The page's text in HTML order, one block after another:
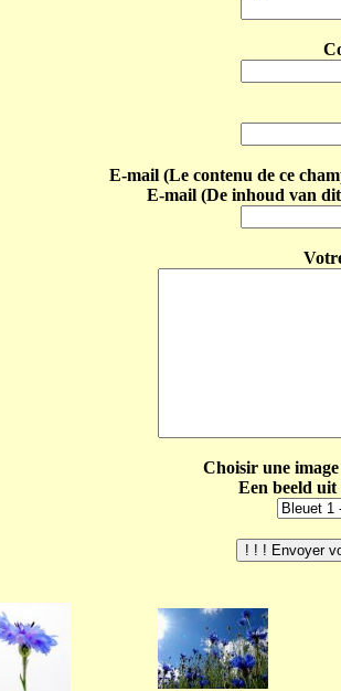
E-mail (Le contenu de ce
E-mail (De inhoud van
Choisir une
Een beeld